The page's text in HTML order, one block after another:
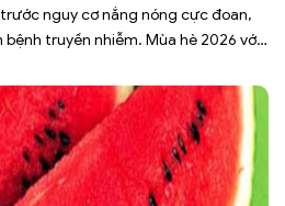
nguy cơ nắng nóng cực đoan,
truyền nhiễm. Mùa hè 2026 với